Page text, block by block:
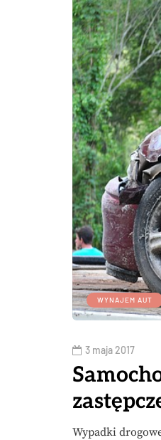
WYNAJEM AUT
3 maja 2017
Wypadki